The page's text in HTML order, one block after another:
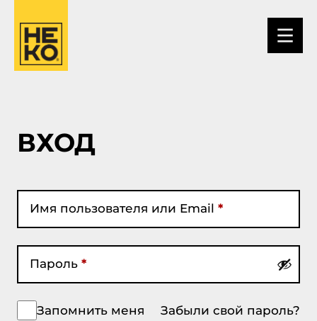
ВХОД
Имя пользователя или Email *
Пароль *
Запомнить меня Забыли свой пароль?